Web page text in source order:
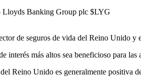
Lloyds Banking Group plc $LYG
de seguros de vida del Reino Unido
interés más altos sea beneficioso para
Reino Unido es generalmente positiva